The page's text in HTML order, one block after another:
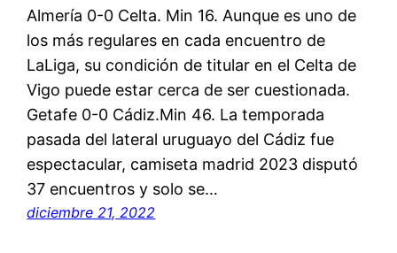
Almería 0-0 Celta. Min 16. Aunque es uno de
los más regulares en cada encuentro de
LaLiga, su condición de titular en el Celta de
Vigo puede estar cerca de ser cuestionada.
Getafe 0-0 Cádiz.Min 46. La temporada
pasada del lateral uruguayo del Cádiz fue
espectacular, camiseta madrid 2023 disputó
37 encuentros y solo se…
diciembre 21, 2022